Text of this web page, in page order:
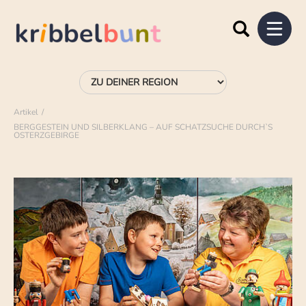
Artikel
BERGGESTEIN UND SILBERKLANG – AUF SCHATZSUCHE DURCH`S
OSTERZGEBIRGE